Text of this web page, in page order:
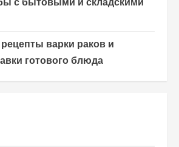
с бытовыми и складскими
рецепты варки раков и
готового блюда